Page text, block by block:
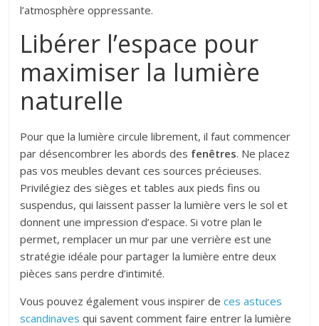
l’atmosphère oppressante.
Libérer l’espace pour
maximiser la lumière
naturelle
Pour que la lumière circule librement, il faut commencer
par désencombrer les abords des fenêtres. Ne placez
pas vos meubles devant ces sources précieuses.
Privilégiez des sièges et tables aux pieds fins ou
suspendus, qui laissent passer la lumière vers le sol et
donnent une impression d’espace. Si votre plan le
permet, remplacer un mur par une verrière est une
stratégie idéale pour partager la lumière entre deux
pièces sans perdre d’intimité.
Vous pouvez également vous inspirer deces astuces
scandinaves qui savent comment faire entrer la lumière